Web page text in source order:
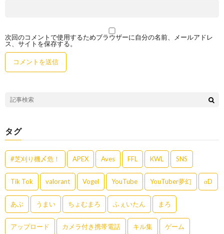
次回のコメントで使用するためブラウザーに自分の名前、メールアドレ
ス、サイトを保存する。
タグ
#芝刈り機〆危！ APEX Aves FFL KWL SNS
Tik Tok valorant Vogel YouTube YouTuber夢幻 αD
あぶ うまい ちょむまろ ふぇいたん まろ
アップロード カメラ付き携帯電話 キル集 ゲーム